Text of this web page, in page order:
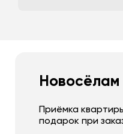
Новосёлам
Приёмка
подарок при